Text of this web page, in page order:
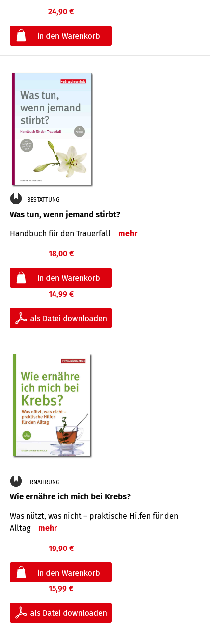
24,90 €
BESTATTUNG
Was tun, wenn jemand stirbt?
Handbuch für den Trauerfall mehr
18,00 €
14,99 €
ERNÄHRUNG
Wie ernähre ich mich bei Krebs?
Was nützt, was nicht – praktische Hilfen für den
Alltag
mehr
19,90 €
15,99 €